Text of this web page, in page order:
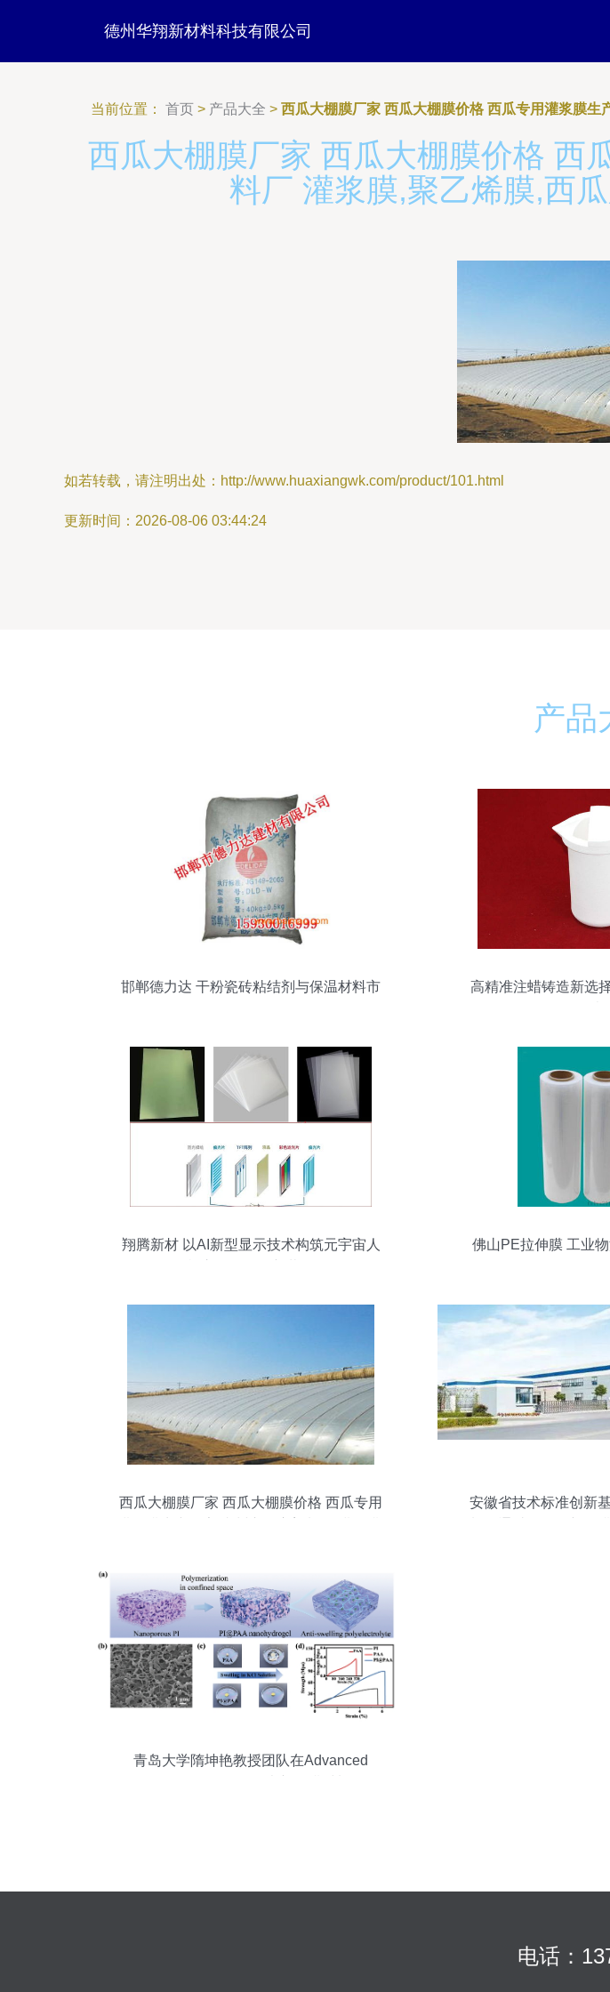
德州华翔新材料科技有限公司
当前位置： 首页 > 产品大全 > 西瓜大棚膜厂家 西瓜大棚膜价格 西瓜专用灌浆膜
西瓜大棚膜厂家 西瓜大棚膜价格 西
料厂 灌浆膜,聚乙烯膜,西
如若转载，请注明出处：http://www.huaxiangwk.com/product/101.html
更新时间：2026-08-06 03:44:24
产品
邯郸德力达 干粉瓷砖粘结剂与保温材料市
高精准注蜡铸造新选
翔腾新材 以AI新型显示技术构筑元宇宙人
佛山PE拉伸膜 工业
西瓜大棚膜厂家 西瓜大棚膜价格 西瓜专用
安徽省技术标准创新
青岛大学隋坤艳教授团队在Advanced
电话：